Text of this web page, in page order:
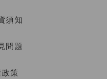
須知
問題
策